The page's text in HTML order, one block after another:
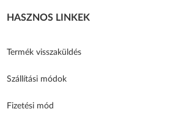
HASZNOS LINKEK
Termék visszaküldés
Szállítási módok
Fizetési mód